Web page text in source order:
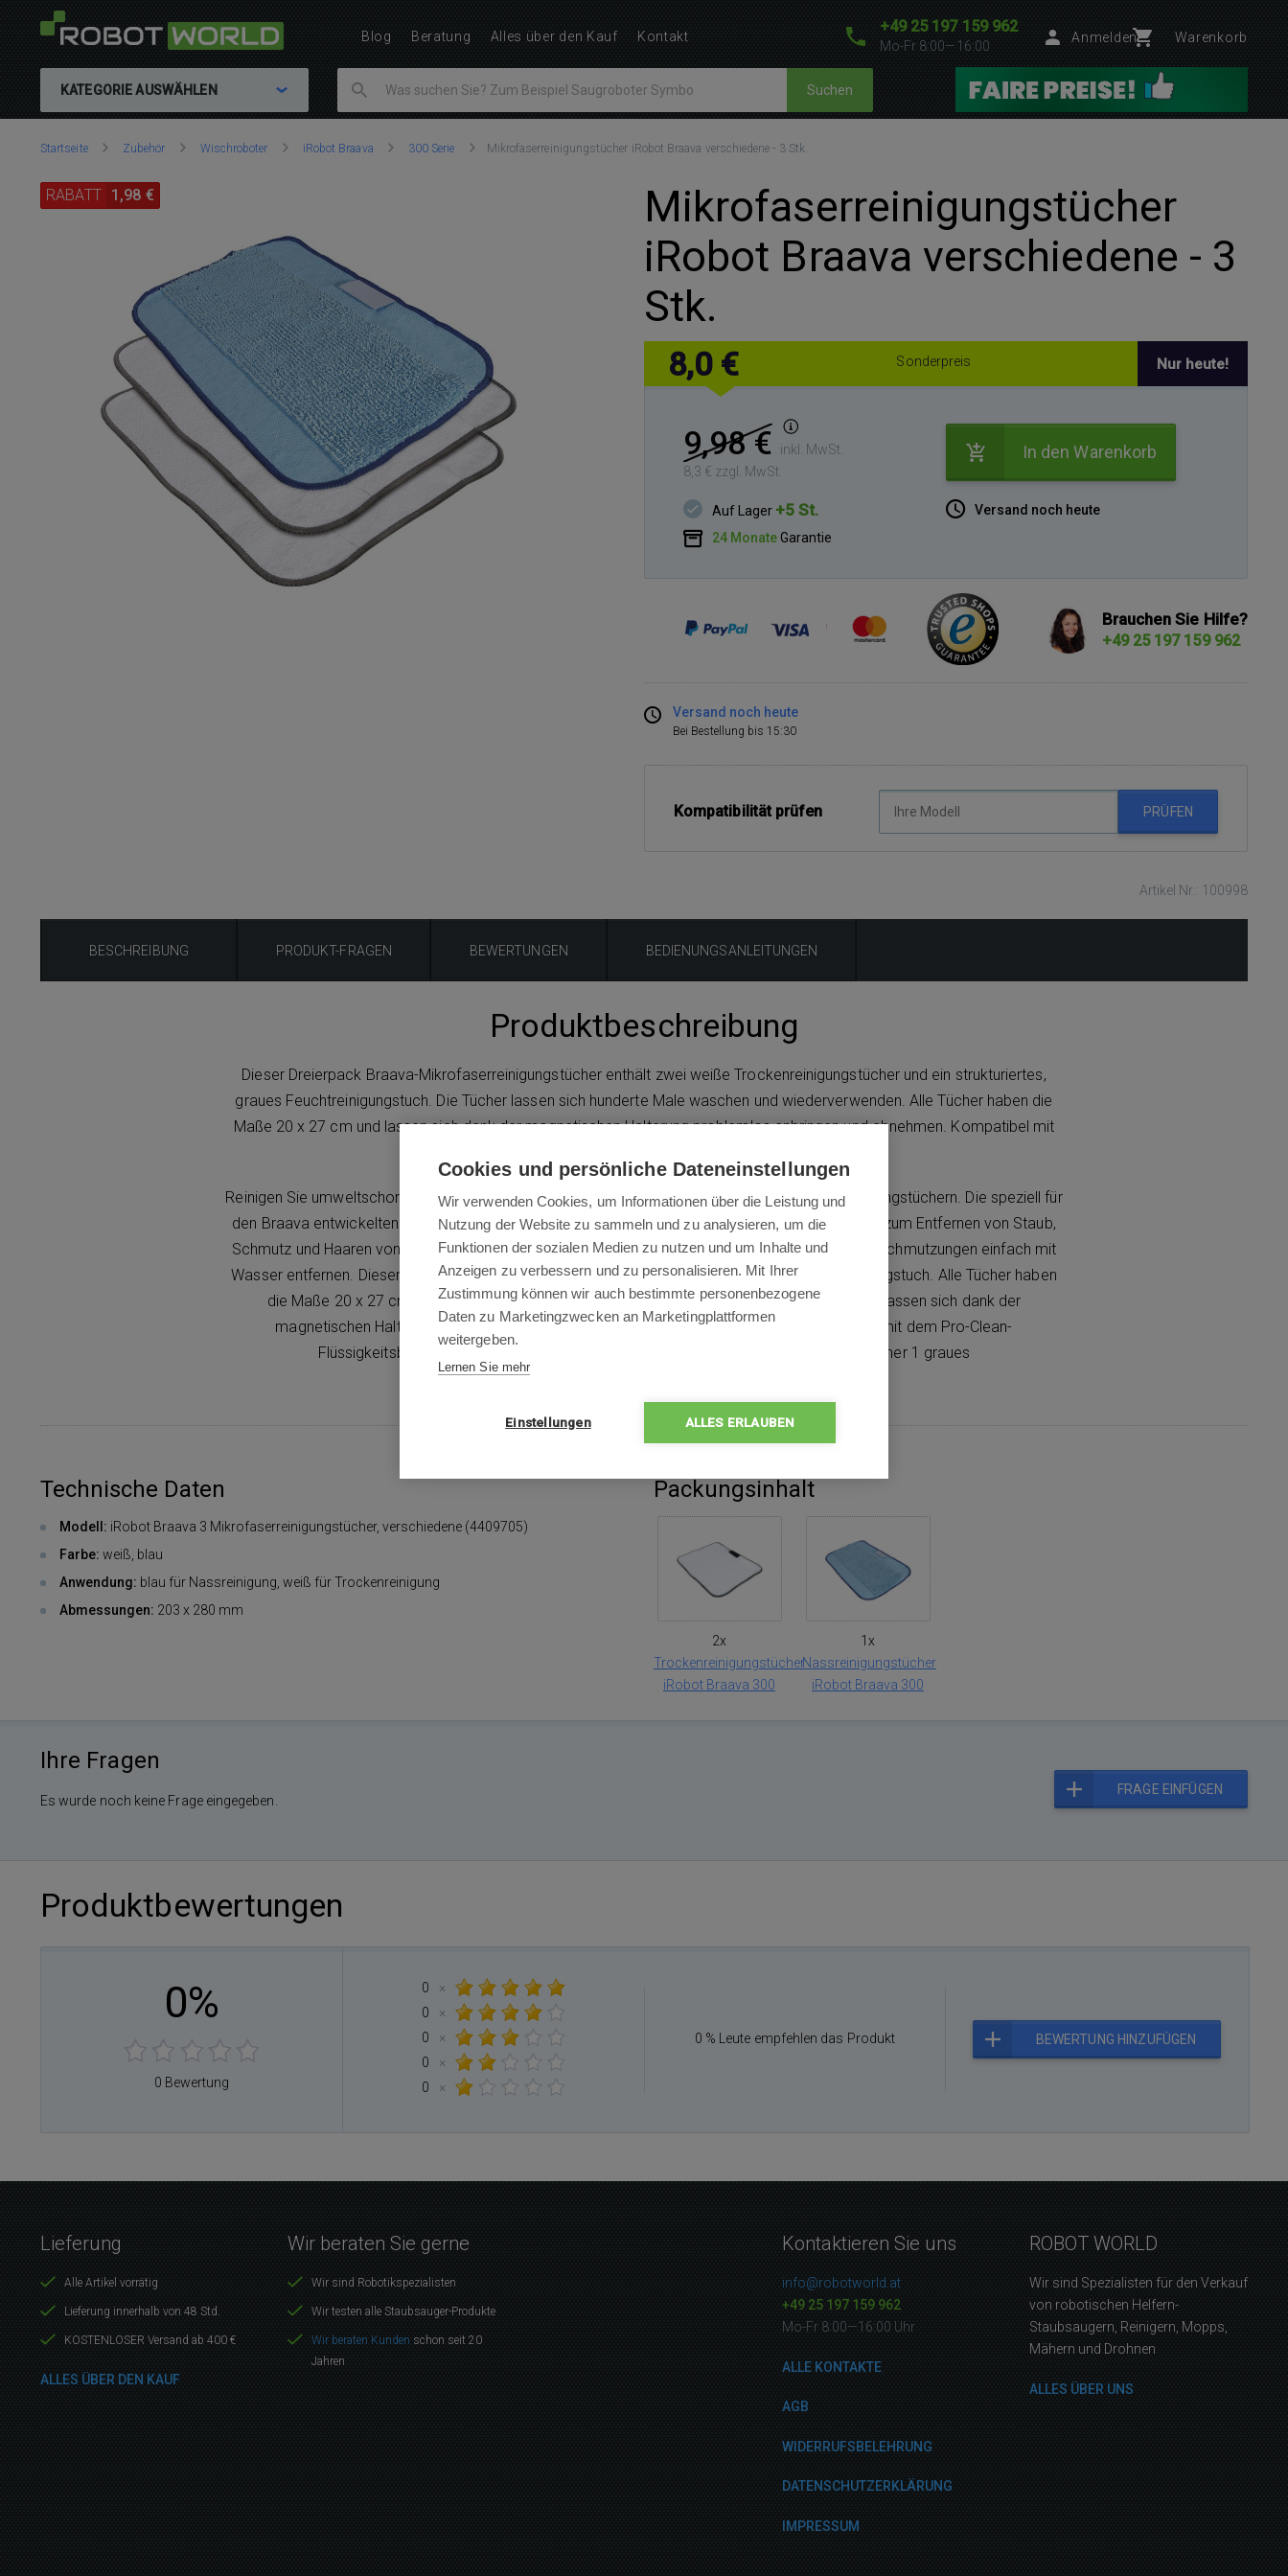
+49 25 197 159 962
Mo-Fr 8:00—16:00
Anmelden Warenkorb
KATEGORIE AUSWÄHLEN Suchen
Sie
hier:
Startseite Zubehör Wischroboter iRobot Braava 300 Serie Mikrofaserreinigungstücher iRobot Braava verschiedene - 3 Stk.
RABATT 1,98 €
Mikrofaserreinigungstücher
iRobot Braava verschiedene - 3
Stk.
8,0 € Sonderpreis Nur heute!
9,98 €
inkl. MwSt.
8,3 € zzgl. MwSt.
In den Warenkorb
Auf Lager +5 St.
24 MonateGarantie
Versand noch heute
Brauchen Sie Hilfe?
+49 25 197 159 962
Versand noch heute
Bei Bestellung bis 15:30
Kompatibilität prüfen PRÜFEN
Artikel Nr.: 100998
BESCHREIBUNG PRODUKT-FRAGEN BEWERTUNGEN BEDIENUNGSANLEITUNGEN
Produktbeschreibung
Dieser Dreierpack Braava-Mikrofaserreinigungstücher enthält zwei weiße Trockenreinigungstücher und ein strukturiertes,
graues Feuchtreinigungstuch. Die Tücher lassen sich hunderte Male waschen und wiederverwenden. Alle Tücher haben die
Maße 20 x 27 cm und lassen sich dank der magnetischen Halterung problemlos anbringen und abnehmen. Kompatibel mit
Reinigen Sie umweltschonend mit waschbaren und wiederverwendbaren Mikrofaser-Bodenreinigungstüchern. Die speziell für
den Braava entwickelten elektrostatischen weißen Tücher zur Trockenreinigung eignen sich ideal zum Entfernen von Staub,
Schmutz und Haaren von Böden. Mit den grauen Strukturtüchern lassen sich umfangreichere Verschmutzungen einfach mit
Wasser entfernen. Dieser Dreierpack enthält zwei Trockenreinigungstücher und ein Feuchtreinigungstuch. Alle Tücher haben
die Maße 20 x 27 cm, können hunderte Male gewaschen und wiederverwendet werden und lassen sich dank der
magnetischen Halterung problemlos anbringen und abnehmen. Diese Tücher können nicht mit dem Pro-Clean-
Flüssigkeitsbehälter verwendet werden. Lieferumfang: 2 weiße Trockenreinigungstücher 1 graues
Technische Daten
Modell: iRobot Braava 3 Mikrofaserreinigungstücher, verschiedene (4409705)
Farbe: weiß, blau
Anwendung: blau für Nassreinigung, weiß für Trockenreinigung
Abmessungen: 203 x 280 mm
Packungsinhalt
2x
Trockenreinigungstücher
iRobot Braava 300
1x
Nassreinigungstücher
iRobot Braava 300
Ihre Fragen
FRAGE EINFÜGEN
Es wurde noch keine Frage eingegeben.
Produktbewertungen
0%
0 Bewertung
0
×
0
×
0
×
0
×
0
×
0 % Leute empfehlen das Produkt BEWERTUNG HINZUFÜGEN
Blog Beratung Alles über den Kauf Kontakt
Lieferung
Alle Artikel vorrätig
Lieferung innerhalb von 48 Std.
KOSTENLOSER Versand ab 400 €
ALLES ÜBER DEN KAUF
Wir beraten Sie gerne
Wir sind Robotikspezialisten
Wir testen alle Staubsauger-Produkte
Wir beraten Kunden schon seit 20
Jahren
Kontaktieren Sie uns
info@robotworld.at
+49 25 197 159 962
Mo-Fr 8:00—16:00 Uhr
ALLE KONTAKTE
AGB
WIDERRUFSBELEHRUNG
DATENSCHUTZERKLÄRUNG
IMPRESSUM
ROBOT WORLD
Wir sind Spezialisten für den Verkauf
von robotischen Helfern-
Staubsaugern, Reinigern, Mopps,
Mähern und Drohnen
ALLES ÜBER UNS
Cookies und persönliche Dateneinstellungen
Wir verwenden Cookies, um Informationen über die Leistung und
Nutzung der Website zu sammeln und zu analysieren, um die
Funktionen der sozialen Medien zu nutzen und um Inhalte und
Anzeigen zu verbessern und zu personalisieren. Mit Ihrer
Zustimmung können wir auch bestimmte personenbezogene
Daten zu Marketingzwecken an Marketingplattformen
weitergeben.
Lernen Sie mehr
Einstellungen ALLES ERLAUBEN